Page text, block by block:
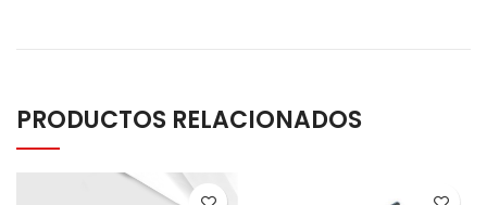
PRODUCTOS RELACIONADOS